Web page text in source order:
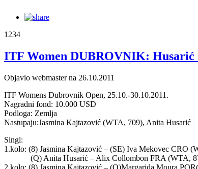
1234
ITF Women DUBROVNIK: Husarić
Objavio webmaster na 26.10.2011
ITF Womens Dubrovnik Open, 25.10.-30.10.2011.
Nagradni fond: 10.000 USD
Podloga: Zemlja
Nastupaju:Jasmina Kajtazović (WTA, 709), Anita Husarić
Singl:
1.kolo: (8) Jasmina Kajtazović – (SE) Iva Mekovec CRO
(Q) Anita Husarić – Alix Collombon FRA (WTA,